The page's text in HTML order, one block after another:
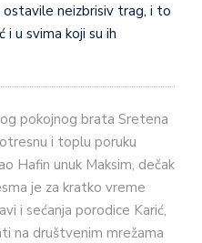
neizbrisiv trag, i to
i u svima koji su ih
pokojnog brata Sretena
i toplu poruku
Hafin unuk Maksim, dečak
je za kratko vreme
i sećanja porodice Karić,
na društvenim mrežama